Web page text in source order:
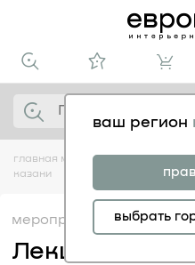
ваш регион
выбрать
главная медиацентр
казани
мероприятия 09.09
Лекция